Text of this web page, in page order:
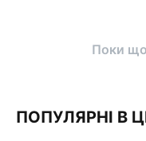
Поки що
ПОПУЛЯРНІ В